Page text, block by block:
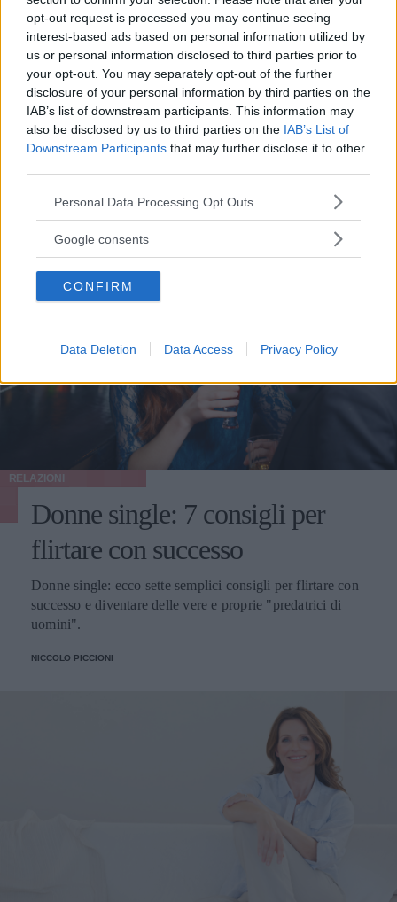
opt-out request is processed you may continue seeing
interest-based ads based on personal information utilized by
us or personal information disclosed to third parties prior to
your opt-out. You may separately opt-out of the further
disclosure of your personal information by third parties on the
IAB’s list of downstream participants. This information may
also be disclosed by us to third parties on the IAB’s List of
Downstream Participants that may further disclose it to other
Please note that this website/app uses one or more Google
not limited to your visit or usage behaviour. You may click to
use your data for below specified purposes in below Google
consent section.
Personal Data Processing Opt Outs
Google consents
CONFIRM
Data Deletion Data Access Privacy Policy
MAMMA
Le mete ideali per le mamme
single in vacanza con i bambini
Mamme single in vacanza con i bimbi, niente panico per
questa esperienza tutta da vivere: ecco 7 mete imperdibili.
FRANCESCA GASTALDI
RELAZIONI
Donne single: 7 consigli per
flirtare con successo
Donne single: ecco sette semplici consigli per flirtare con
successo e diventare delle vere e proprie "predatrici di
uomini".
NICCOLO PICCIONI